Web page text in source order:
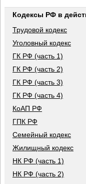
Кодексы РФ в
Трудовой кодекс
Уголовный кодекс
ГК РФ (часть 1)
ГК РФ (часть 2)
ГК РФ (часть 3)
ГК РФ (часть 4)
КоАП РФ
ГПК РФ
Семейный кодекс
Жилищный кодекс
НК РФ (часть 1)
НК РФ (часть 2)